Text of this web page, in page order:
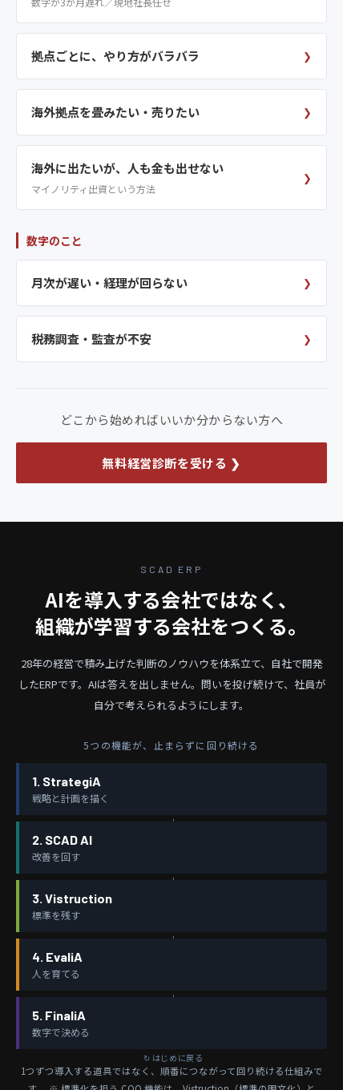
拠点ごとに、やり方がバラバラ ❯
海外拠点を畳みたい・売りたい ❯
海外に出たいが、人も金も出せない
マイノリティ出資という方法
❯
数字のこと
月次が遅い・経理が回らない ❯
税務調査・監査が不安 ❯
どこから始めればいいか分からない方へ
無料経営診断を受ける ❯
SCAD ERP
AIを導入する会社ではなく、
組織が学習する会社をつくる。
28年の経営で積み上げた判断のノウハウを体系立て、自社で開発
したERPです。 AIは答えを出しません。問いを投げ続けて、社員が
自分で考えられるようにします。
5つの機能が、止まらずに回り続ける
1. StrategiA
戦略と計画を描く
2. SCAD AI
改善を回す
3. Vistruction
標準を残す
4. EvaliA
人を育てる
5. FinaliA
数字で決める
1つずつ導入する道具ではなく、順番につながって回り続ける仕組みで